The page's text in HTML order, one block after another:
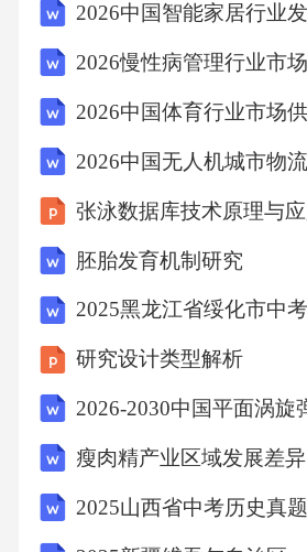
绿色CMC生产技术要求生产工
下介绍几种绿色CMC生产工艺
（1）生物法：生物法是利用微
素原料转化为CMC的过程。该
点：①反应条件温和，能耗低
污染，符合绿色化学的要求。
（2）离子液体法：离子液体是
剂，具有低蒸汽压、低毒性、
中的能耗和污染物排放。
（3）超临界流体法：超临界流
张泳数据库技术原理与
胚胎发育机制研究
研究设计类型解析
瘦肉精产业区域发展差异
2025山西省中考历史真